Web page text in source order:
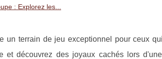
: Explorez les...
un terrain de jeu exceptionnel pour ceux
et découvrez des joyaux cachés lors